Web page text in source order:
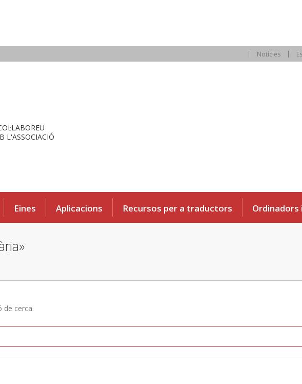
Notícies
L'ASSOCIACIÓ
Eines Aplicacions Recursos per a traductors Ordinadors
de cerca.